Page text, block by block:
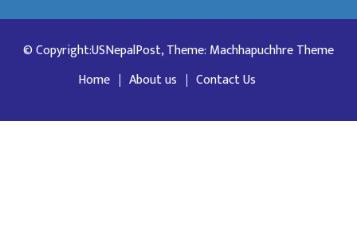
© Copyright:USNepalPost, Theme: Machhapuchhre Theme
Home
About us Contact Us